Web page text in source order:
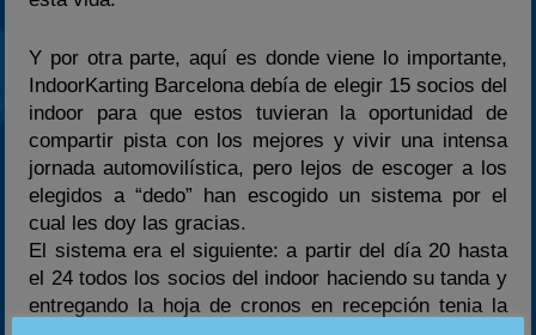
Y por otra parte, aquí es donde viene lo importante,
IndoorKarting Barcelona debía de elegir 15 socios del
indoor para que estos tuvieran la oportunidad de
compartir pista con los mejores y vivir una intensa
jornada automovilística, pero lejos de escoger a los
elegidos a “dedo” han escogido un sistema por el
cual les doy las gracias.
El sistema era el siguiente: a partir del día 20 hasta
el 24 todos los socios del indoor haciendo su tanda y
entregando la hoja de cronos en recepción tenia la